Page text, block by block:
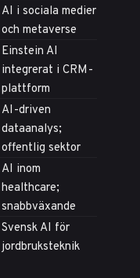
AI i sociala medier
och metaverse
Einstein AI
integrerat i CRM-
plattform
AI-driven
dataanalys;
offentlig sektor
AI inom
healthcare;
snabbväxande
Svensk AI för
jordbruksteknik